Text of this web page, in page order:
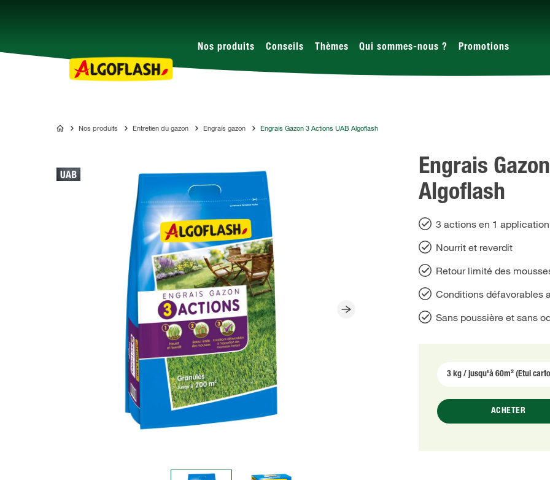
Nos produits Conseils Thèmes Qui sommes-nous ? Promotions
ALGOFLASHNos produits Entretien du gazon Engrais gazon Engrais Gazon 3 Actions UAB Algoflash
Engrais
Algoflash
3 actions en 1 application
Nourrit et reverdit
Retour limité des
Conditions défavorables
Sans poussière et sans
ACHETER